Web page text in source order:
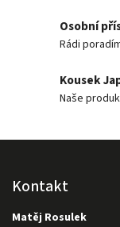
Osobní
Rádi
Kousek
Naše
Kontakt
Matěj Rosulek